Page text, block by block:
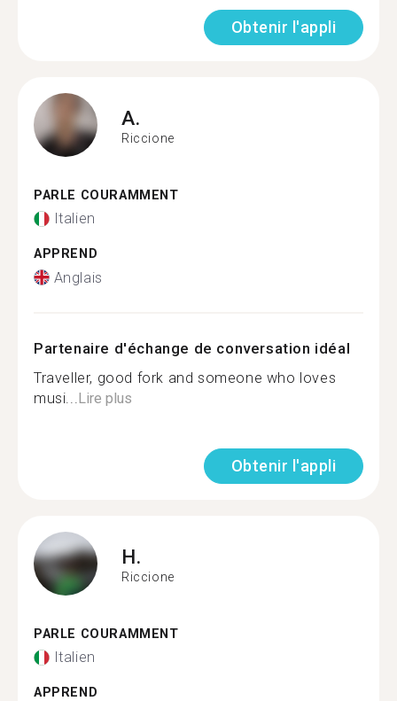
Obtenir l'appli
A.
Riccione
PARLE COURAMMENT
Italien
APPREND
Anglais
Partenaire d'échange de conversation idéal
Traveller, good fork and someone who loves
musi... Lire plus
Obtenir l'appli
H.
Riccione
PARLE COURAMMENT
Italien
APPREND